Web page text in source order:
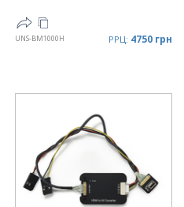
UNS-BM1000H РРЦ: 4750 грн